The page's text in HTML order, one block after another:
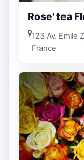
Rose' tea
123 Av. Emile
France